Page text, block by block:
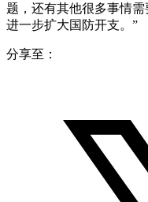
题，还有其他很多事情
进一步扩大国防开支。”
分享至：